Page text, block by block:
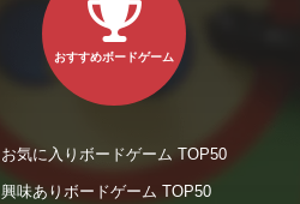
おすすめボードゲーム
お気に入りボードゲーム TOP50
興味ありボードゲーム TOP50